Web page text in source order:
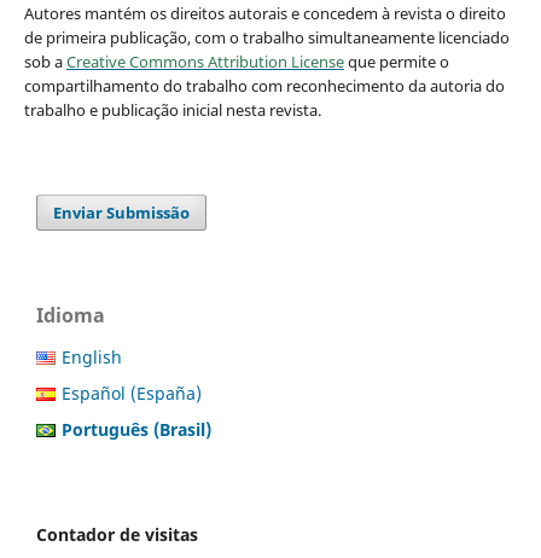
Autores mantém os direitos autorais e concedem à revista o direito
de primeira publicação, com o trabalho simultaneamente licenciado
sob aCreative Commons Attribution Licenseque permite o
compartilhamento do trabalho com reconhecimento da autoria do
trabalho e publicação inicial nesta revista.
Enviar Submissão
Idioma
English
Español (España)
Português (Brasil)
Contador de visitas